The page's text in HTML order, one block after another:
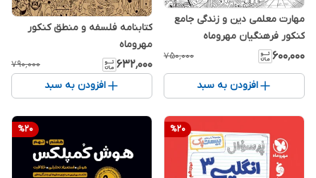
مهارت معلمی دین و زندگی جامع
کنکور فرهنگیان مهروماه
۶۰۰٬۰۰۰ ۷۵۰٬۰۰۰
افزودن به سبد
کتابنامه فلسفه و منطق کنکور
مهروماه
۶۳۲٬۰۰۰ ۷۹۰٬۰۰۰
افزودن به سبد
%20
%20